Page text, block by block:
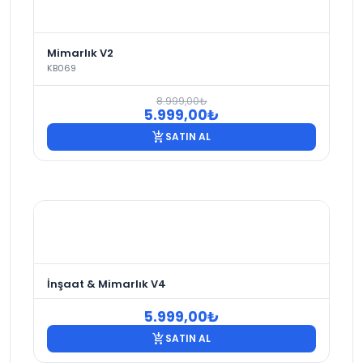
Mimarlık V2
KB069
8.999,00₺
Orijinal
fiyat:
8.999,00₺.
5.999,00₺
fiyat:
5.999,00₺.
add_shopping_cartSATIN AL
İnşaat & Mimarlık V4
5.999,00₺
add_shopping_cartSATIN AL